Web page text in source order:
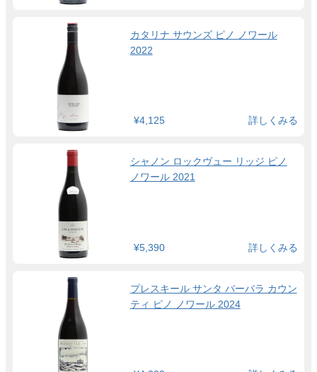
カタリナ サウンズ ピノ ノワール
2022
¥4,125 詳しくみる
シャノン ロックヴュー リッジ ピノ
ノワール 2021
¥5,390 詳しくみる
プレスキール サンタ バーバラ カウン
ティ ピノ ノワール 2024